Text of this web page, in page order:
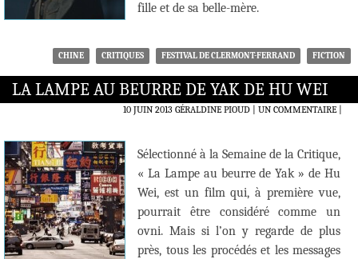
fille et de sa belle-mère.
CHINE CRITIQUES FESTIVAL DE CLERMONT-FERRAND FICTION
LA LAMPE AU BEURRE DE YAK DE HU WEI
10 JUIN 2013 GÉRALDINE PIOUD UN COMMENTAIRE|
Sélectionné à la Semaine de la Critique,
« La Lampe au beurre de Yak » de Hu
Wei, est un film qui, à première vue,
pourrait être considéré comme un
ovni. Mais si l’on y regarde de plus
près, tous les procédés et les messages